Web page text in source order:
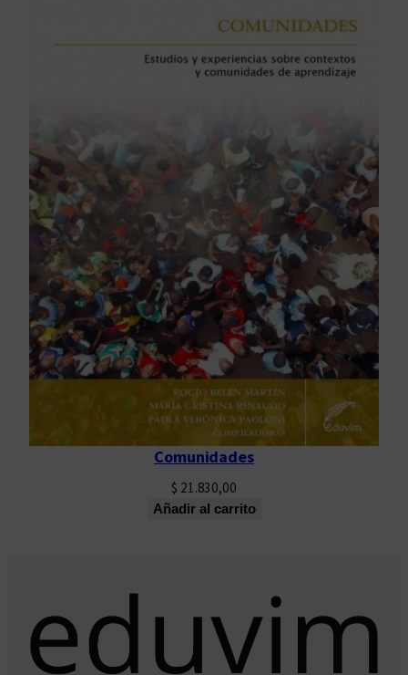
Comunidades
$ 21.830,00
Añadir al carrito